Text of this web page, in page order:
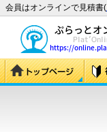
会員はオンラインで見積書(